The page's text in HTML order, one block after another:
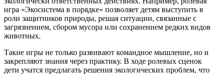
игра «Экосистема в порядке» позволяет детям выступить в
роли защитников природы, решая ситуации, связанные с
загрязнением, сбором мусора или сохранением редких видов
животных.
Такие игры не только развивают командное мышление, но и
закрепляют знания через практику. В ходе ролевых сценок
дети учатся предлагать решения экологических проблем, что